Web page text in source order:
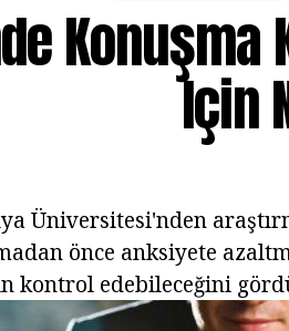
Için
Üniversitesi'nden
önce anksiyete
kontrol edebileceğini